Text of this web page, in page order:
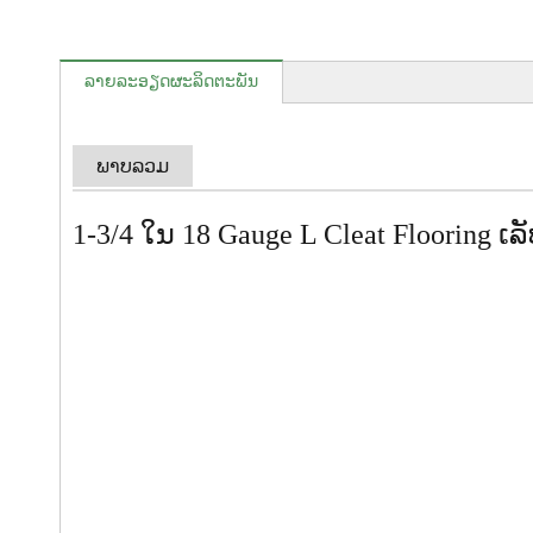
ລາຍ​ລະ​ອຽດ​ຜະ​ລິດ​ຕະ​ພັນ
ພາບລວມ
1-3/4 ໃນ 18 Gauge L Cleat Flooring ເ